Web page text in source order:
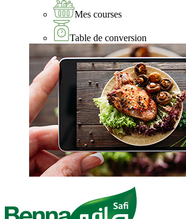
Mes courses
Table de conversion